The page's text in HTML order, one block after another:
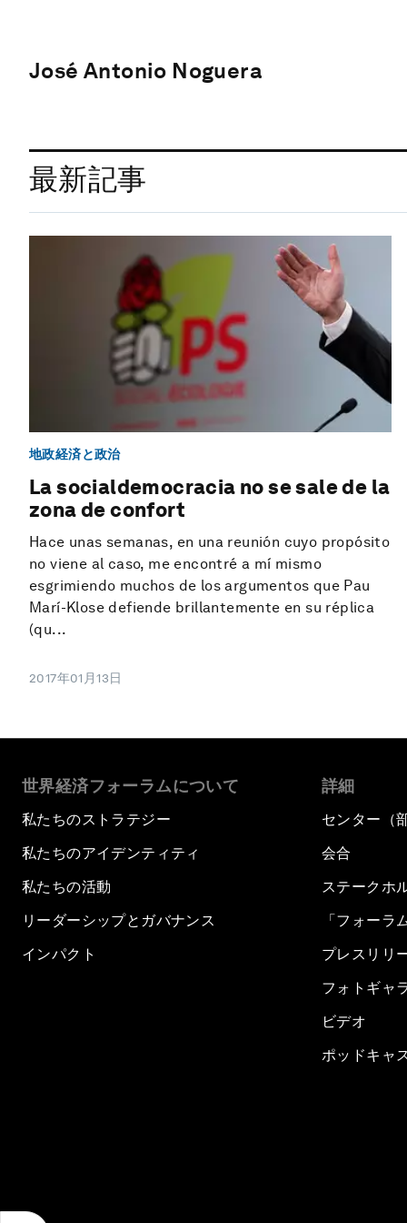
José Antonio Noguera
最新記事
地政経済と政治
La socialdemocracia no se sale de la
zona de confort
Hace unas semanas, en una reunión cuyo propósito
no viene al caso, me encontré a mí mismo
esgrimiendo muchos de los argumentos que Pau
Marí-Klose defiende brillantemente en su réplica
(qu...
2017年01月13日
世界経済フォーラムについて
私たちのストラテジー
私たちのアイデンティティ
私たちの活動
リーダーシップとガバナンス
インパクト
詳細
センター（
会合
ステークホ
「フォーラ
プレスリリ
フォトギャ
ビデオ
ポッドキャ